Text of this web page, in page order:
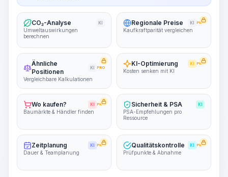
CO₂-Analyse KI
Umweltauswirkungen
berechnen
Regionale Preise KI PRO
Kaufkraftparität vergleichen
Ähnliche
Positionen
KI PRO
Vergleichbare Kalkulationen
KI-Optimierung KI PRO
Kosten senken mit KI
Wo kaufen? KI PRO
Baumärkte & Händler finden
Sicherheit & PSA KI
PSA-Empfehlungen pro
Ressource
Zeitplanung KI PRO
Dauer & Teamplanung
Qualitätskontrolle KI PRO
Prüfpunkte & Abnahme